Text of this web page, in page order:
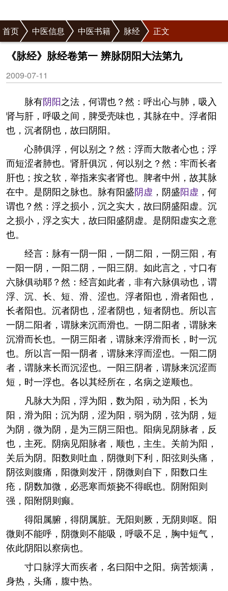
首页 中医信息 中医书籍 脉经 正文
《脉经》脉经卷第一 辨脉阴阳大法第九
2009-07-11
脉有阴阳之法，何谓也？然：呼出心与肺，吸入
肾与肝，呼吸之间，脾受壳味也，其脉在中。浮者阳
也，沉者阴也，故曰阴阳。
心肺俱浮，何以别之？然：浮而大散者心也；浮
而短涩者肺也。肾肝俱沉，何以别之？然：牢而长者
肝也；按之软，举指来实者肾也。脾者中州，故其脉
在中。是阴阳之脉也。脉有阳盛阴虚 ，阴盛阳虚 ，何
谓也？然：浮之损小，沉之实大，故曰阴盛阳虚。沉
之损小，浮之实大，故曰阳盛阴虚。是阴阳虚实之意
也。
经言：脉有一阴一阳，一阴二阳，一阴三阳，有
一阳一阴，一阳二阴，一阳三阴。如此言之，寸口有
六脉俱动耶？然：经言如此者，非有六脉俱动也，谓
浮、沉、长、短、滑、涩也。浮者阳也，滑者阳也，
长者阳也。沉者阴也，涩者阴也，短者阴也。所以言
一阴二阳者，谓脉来沉而滑也。一阴二阳者，谓脉来
沉滑而长也。一阴三阳者，谓脉来浮滑而长，时一沉
也。所以言一阳一阴者，谓脉来浮而涩也。一阳二阴
者，谓脉来长而沉涩也。一阳三阴者，谓脉来沉涩而
短，时一浮也。各以其经所在，名病之逆顺也。
凡脉大为阳，浮为阳，数为阳，动为阳，长为
阳，滑为阳；沉为阴，涩为阳，弱为阴，弦为阴，短
为阴，微为阴，是为三阴三阳也。阳病见阴脉者，反
也，主死。阴病见阳脉者，顺也，主生。关前为阳，
关后为阴。阳数则吐血，阴微则下利，阳弦则头痛，
阴弦则腹痛，阳微则发汗，阴微则自下，阳数口生
疮，阴数加微，必恶寒而烦挠不得眠也。阴附阳则
强，阳附阴则癫。
得阳属腑，得阴属脏。无阳则厥，无阴则呕。阳
微则不能呼，阴微则不能吸，呼吸不足，胸中短气，
依此阴阳以察病也。
寸口脉浮大而疾者，名曰阳中之阳。病苦烦满，
身热，头痛，腹中热。